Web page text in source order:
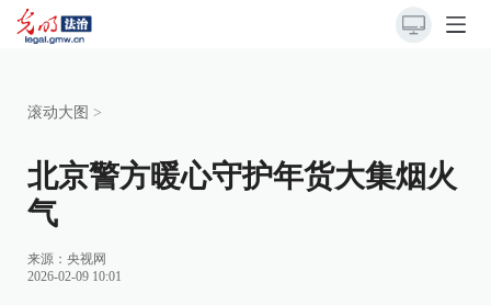
滚动大图 >
北京警方暖心守护年货大集烟火
气
来源： 央视网
2026-02-09 10:01